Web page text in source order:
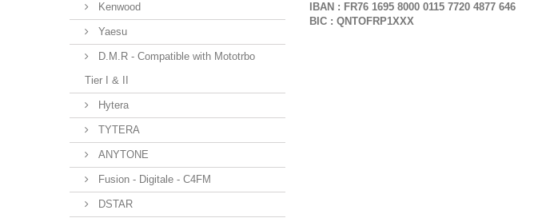
Kenwood
Yaesu
D.M.R - Compatible with Mototrbo
Tier I & II
Hytera
TYTERA
ANYTONE
Fusion - Digitale - C4FM
DSTAR
IBAN : FR76 1695 8000 0115 7720 4877 646
BIC : QNTOFRP1XXX